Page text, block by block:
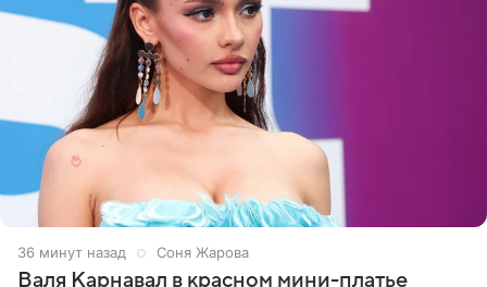
36 минут назад Соня Жарова
Валя Карнавал в красном мини-платье